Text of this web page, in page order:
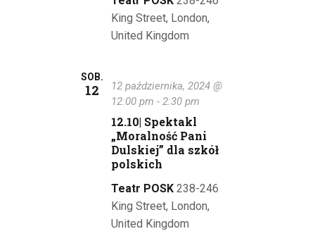
a
w
i
a
King Street, London,
United Kingdom
SOB.
12
12.10| Spektakl
„Moralność Pani
Dulskiej” dla szkół
polskich
12 października, 2024 @
12:00 pm - 2:30 pm
Teatr POSK 238-246
King Street, London,
United Kingdom